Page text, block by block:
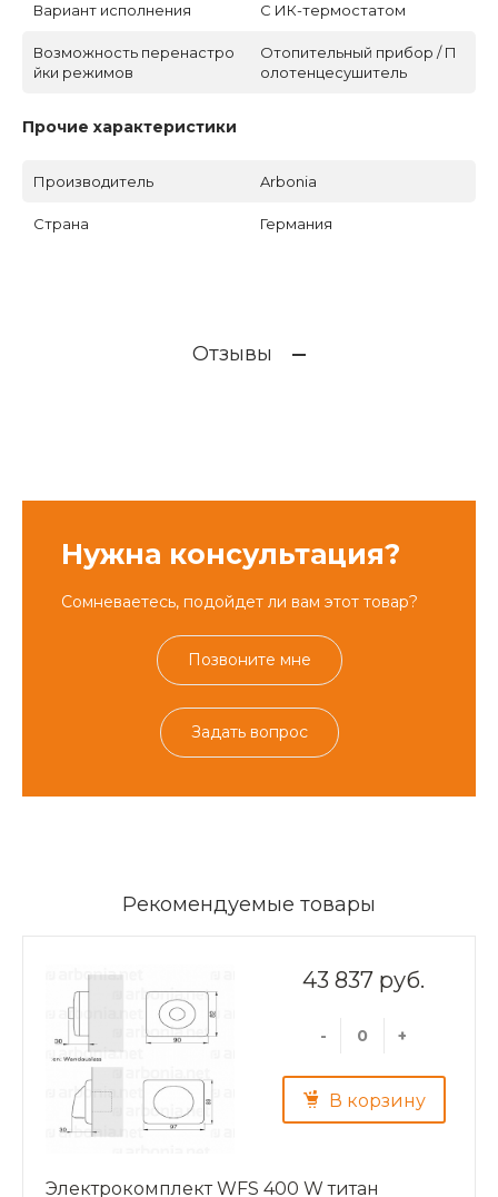
Вариант исполнения С ИК-термостатом
Возможность перенастро
йки режимов
Отопительный прибор / П
олотенцесушитель
Прочие характеристики
Производитель Arbonia
Страна Германия
Отзывы
Нужна консультация?
Сомневаетесь, подойдет ли вам этот товар?
Позвоните мне
Задать вопрос
Рекомендуемые товары
43 837 руб.
- +
В корзину
Электрокомплект WFS 400 W титан